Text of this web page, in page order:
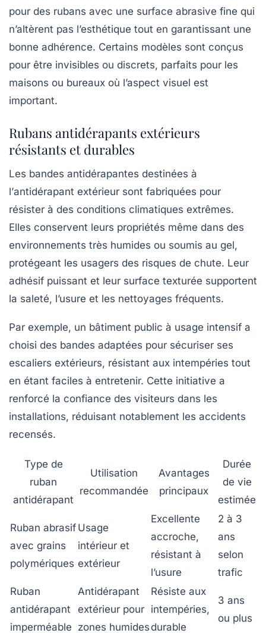
pour des rubans avec une surface abrasive fine qui
n’altèrent pas l’esthétique tout en garantissant une
bonne adhérence. Certains modèles sont conçus
pour être invisibles ou discrets, parfaits pour les
maisons ou bureaux où l’aspect visuel est
important.
Rubans antidérapants extérieurs
résistants et durables
Les bandes antidérapantes destinées à
l’antidérapant extérieur sont fabriquées pour
résister à des conditions climatiques extrêmes.
Elles conservent leurs propriétés même dans des
environnements très humides ou soumis au gel,
protégeant les usagers des risques de chute. Leur
adhésif puissant et leur surface texturée supportent
la saleté, l’usure et les nettoyages fréquents.
Par exemple, un bâtiment public à usage intensif a
choisi des bandes adaptées pour sécuriser ses
escaliers extérieurs, résistant aux intempéries tout
en étant faciles à entretenir. Cette initiative a
renforcé la confiance des visiteurs dans les
installations, réduisant notablement les accidents
recensés.
Type de
ruban
antidérapant
Utilisation
recommandée
Avantages
principaux
Durée
de vie
estimée
Ruban abrasif
avec grains
polymériques
Usage
intérieur et
extérieur
Excellente
accroche,
résistant à
l’usure
2 à 3
ans
selon
trafic
Ruban
antidérapant
imperméable
Antidérapant
extérieur pour
zones humides
Résiste aux
intempéries,
durable
3 ans
ou plus